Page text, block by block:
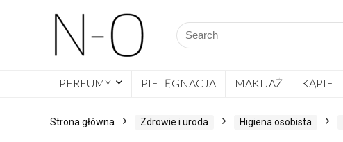
PERFUMY PIELĘGNACJA MAKIJAŻ KĄPIEL
Strona główna Zdrowie i uroda Higiena osobista